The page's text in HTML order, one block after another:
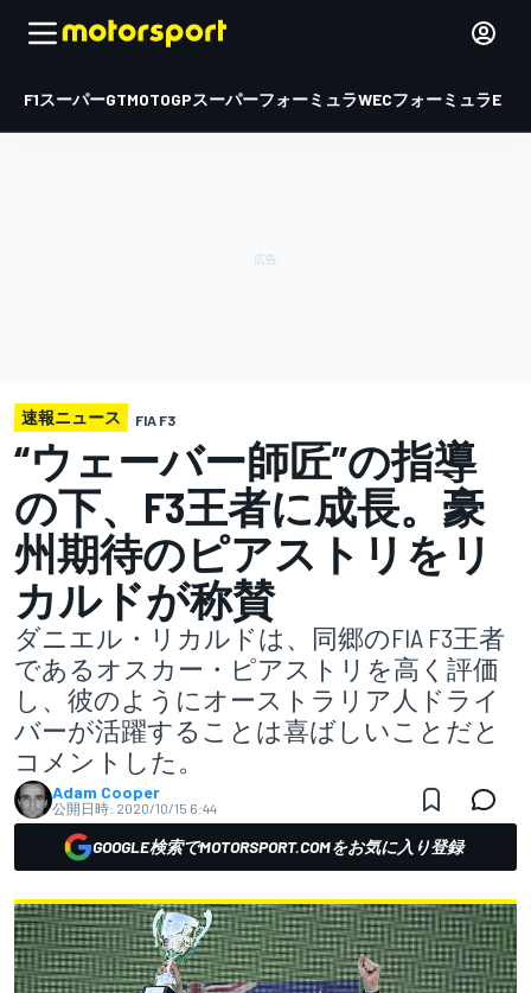
F1スーパーGTMOTOGPスーパーフォーミュラWECフォーミュラE
速報ニュース FIA F3
“ウェーバー師匠”の指導
の下、F3王者に成長。豪
州期待のピアストリをリ
カルドが称賛
ダニエル・リカルドは、同郷のFIA F3王者
であるオスカー・ピアストリを高く評価
し、彼のようにオーストラリア人ドライ
バーが活躍することは喜ばしいことだと
コメントした。
Adam Cooper
公開日時: 2020/10/15 6:44
GOOGLE検索でMOTORSPORT.COMをお気に入り登録